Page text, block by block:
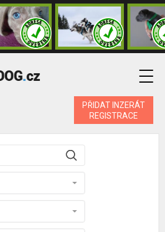
PŘIDAT INZERÁT
REGISTRACE